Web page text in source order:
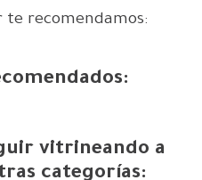
te recomendamos:
vitrineando a
categorías: